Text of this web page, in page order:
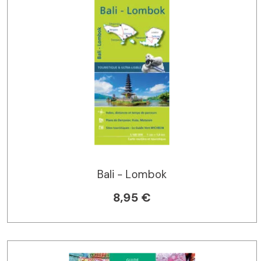
Bali - Lombok
8,95 €